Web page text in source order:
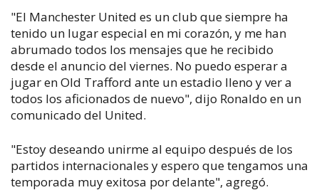
"El Manchester United es un club que siempre ha
tenido un lugar especial en mi corazón, y me han
abrumado todos los mensajes que he recibido
desde el anuncio del viernes. No puedo esperar a
jugar en Old Trafford ante un estadio lleno y ver a
todos los aficionados de nuevo", dijo Ronaldo en un
comunicado del United.
"Estoy deseando unirme al equipo después de los
partidos internacionales y espero que tengamos una
temporada muy exitosa por delante", agregó.